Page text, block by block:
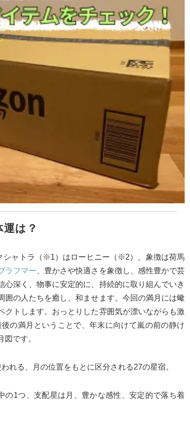
は？
シャトラ（※1）はローヒニー（※2）、象徴は荷馬
ラフマー 、豊かさや快適さを象徴し、感性豊かで芸
深く、物事に安定的に、持続的に取り組んでいき
囲の人たちを癒し、和ませます。今回の満月には蠍
クトします。おっとりした雰囲気が漂いながらも激
の満月ということで、年末に向けて嵐の前の静け
です。
れる、月の位置をもとに区分される27の星宿。
1つ、支配星は月、豊かな感性、安定的で落ち着